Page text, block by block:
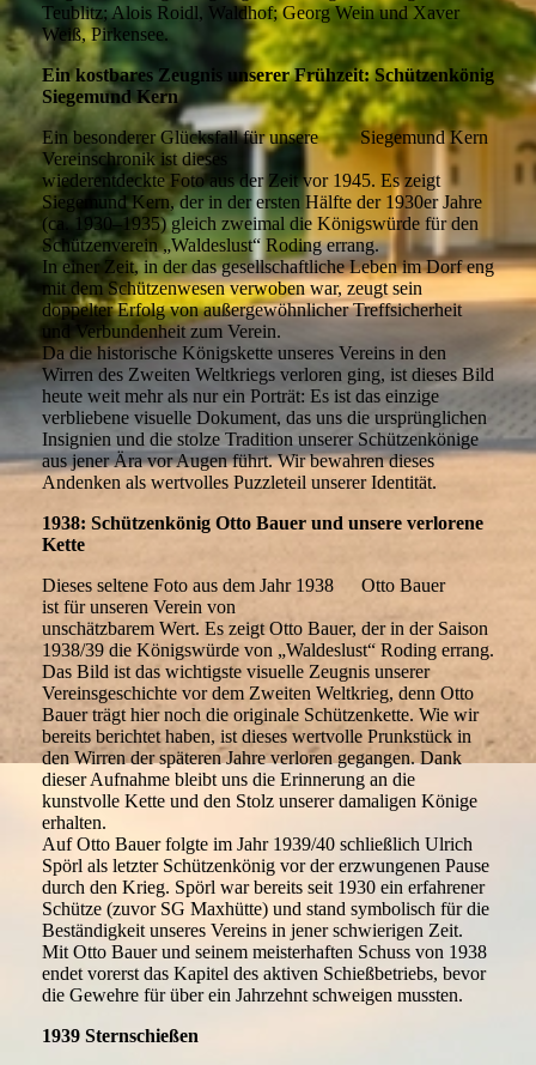
Teublitz; Alois Roidl, Waldhof; Georg Wein und Xaver
Weiß, Pirkensee.
Ein kostbares Zeugnis unserer Frühzeit: Schützenkönig
Siegemund Kern
Siegemund Kern
Ein besonderer Glücksfall für unsere
Vereinschronik ist dieses
wiederentdeckte Foto aus der Zeit vor 1945. Es zeigt
Siegemund Kern, der in der ersten Hälfte der 1930er Jahre
(ca. 1930–1935) gleich zweimal die Königswürde für den
Schützenverein „Waldeslust“ Roding errang.
In einer Zeit, in der das gesellschaftliche Leben im Dorf eng
mit dem Schützenwesen verwoben war, zeugt sein
doppelter Erfolg von außergewöhnlicher Treffsicherheit
und Verbundenheit zum Verein.
Da die historische Königskette unseres Vereins in den
Wirren des Zweiten Weltkriegs verloren ging, ist dieses Bild
heute weit mehr als nur ein Porträt: Es ist das einzige
verbliebene visuelle Dokument, das uns die ursprünglichen
Insignien und die stolze Tradition unserer Schützenkönige
aus jener Ära vor Augen führt. Wir bewahren dieses
Andenken als wertvolles Puzzleteil unserer Identität.
1938: Schützenkönig Otto Bauer und unsere verlorene
Kette
Otto Bauer
Dieses seltene Foto aus dem Jahr 1938
ist für unseren Verein von
unschätzbarem Wert. Es zeigt Otto Bauer, der in der Saison
1938/39 die Königswürde von „Waldeslust“ Roding errang.
Das Bild ist das wichtigste visuelle Zeugnis unserer
Vereinsgeschichte vor dem Zweiten Weltkrieg, denn Otto
Bauer trägt hier noch die originale Schützenkette. Wie wir
bereits berichtet haben, ist dieses wertvolle Prunkstück in
den Wirren der späteren Jahre verloren gegangen. Dank
dieser Aufnahme bleibt uns die Erinnerung an die
kunstvolle Kette und den Stolz unserer damaligen Könige
erhalten.
Auf Otto Bauer folgte im Jahr 1939/40 schließlich Ulrich
Spörl als letzter Schützenkönig vor der erzwungenen Pause
durch den Krieg. Spörl war bereits seit 1930 ein erfahrener
Schütze (zuvor SG Maxhütte) und stand symbolisch für die
Beständigkeit unseres Vereins in jener schwierigen Zeit.
Mit Otto Bauer und seinem meisterhaften Schuss von 1938
endet vorerst das Kapitel des aktiven Schießbetriebs, bevor
die Gewehre für über ein Jahrzehnt schweigen mussten.
1939 Sternschießen